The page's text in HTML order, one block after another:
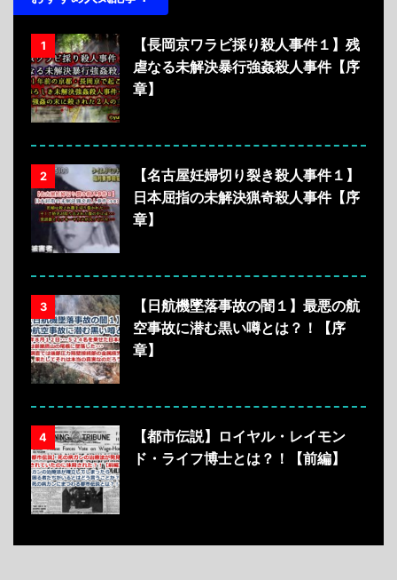
1
【長岡京ワラビ採り殺人事件１】残
虐なる未解決暴行強姦殺人事件【序
章】
2
【名古屋妊婦切り裂き殺人事件１】
日本屈指の未解決猟奇殺人事件【序
章】
3
【日航機墜落事故の闇１】最悪の航
空事故に潜む黒い噂とは？！【序
章】
4
【都市伝説】ロイヤル・レイモン
ド・ライフ博士とは？！【前編】